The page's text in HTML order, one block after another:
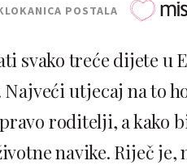
POSTALA
svako treće dijete u
utjecaj na to
roditelji, a kako
navike. Riječ je,